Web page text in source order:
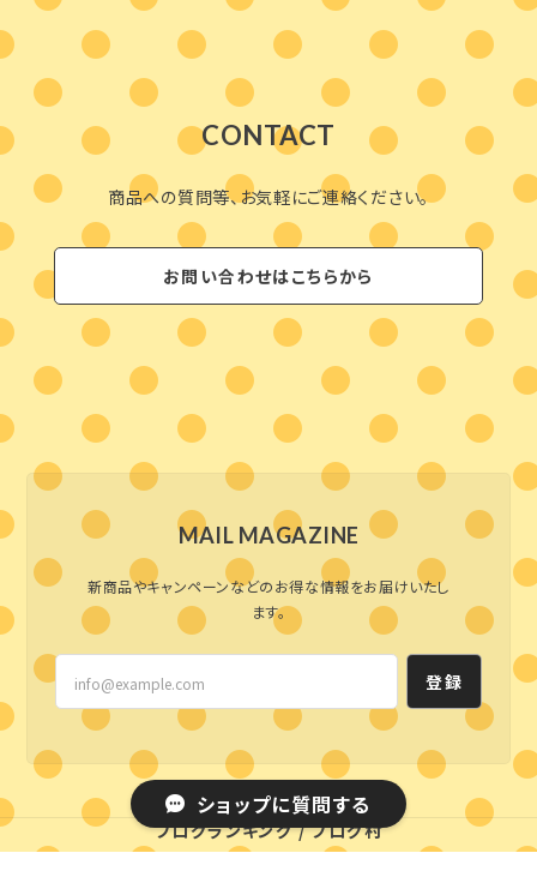
CONTACT
商品への質問等、お気軽にご連絡ください。
お問い合わせはこちらから
MAIL MAGAZINE
新商品やキャンペーンなどのお得な情報をお届けいたし
ます。
登録
ブログランキング/ブログ村
ショップに質問する